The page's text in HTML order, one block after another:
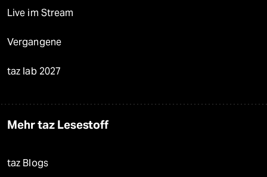
Live im Stream
Vergangene
taz lab 2027
Mehr taz Lesestoff
taz Blogs